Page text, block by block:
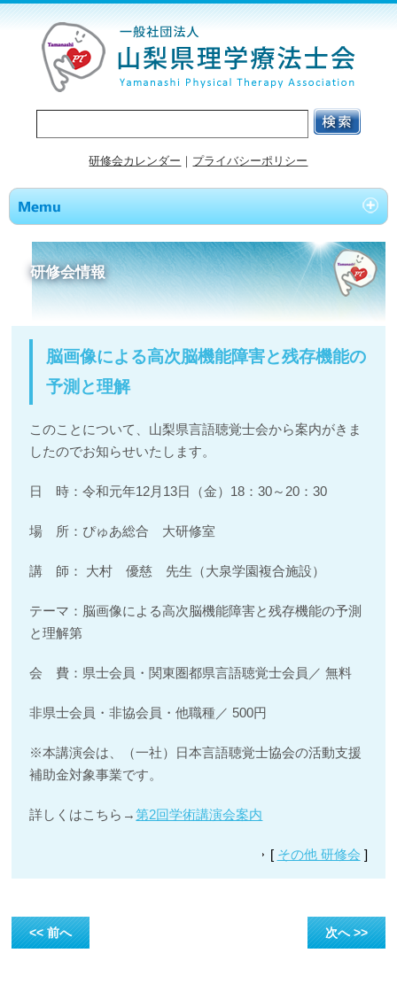
研修会カレンダー ｜ プライバシーポリシー
研修会情報
脳画像による高次脳機能障害と残存機能の
予測と理解
このことについて、山梨県言語聴覚士会から案内がきま
したのでお知らせいたします。
日 時：令和元年12月13日（金）18：30～20：30
場 所：ぴゅあ総合 大研修室
講 師： 大村 優慈 先生（大泉学園複合施設）
テーマ：脳画像による高次脳機能障害と残存機能の予測
と理解第
会 費：県士会員・関東圏都県言語聴覚士会員／ 無料
非県士会員・非協会員・他職種／ 500円
※本講演会は、（一社）日本言語聴覚士協会の活動支援
補助金対象事業です。
詳しくはこちら→第2回学術講演会案内
[ その他 研修会 ]
<< 前へ 次へ >>